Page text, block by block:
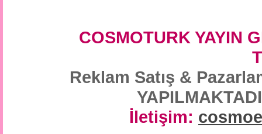
COSMOTURK YAYIN
Reklam Satış &
İletişim: